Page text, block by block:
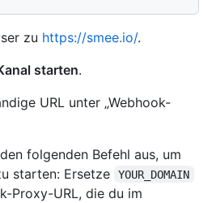
zu https://smee.io/.
starten.
URL unter „Webhook-
folgenden Befehl aus, um
starten: Ersetze
YOUR_DOMAIN
Proxy-URL, die du im